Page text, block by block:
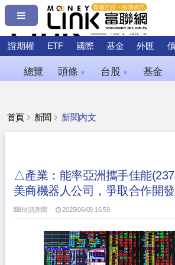
證期權 ETF 國際 基金 外匯
總覽 頭條 ▼ 台股 ▼ 基金
首頁 新聞 新聞內文
△產業：能率亞洲攜手佳能
美商機器人公司，爭取合作開
財訊新聞 2025/06/09 16:59